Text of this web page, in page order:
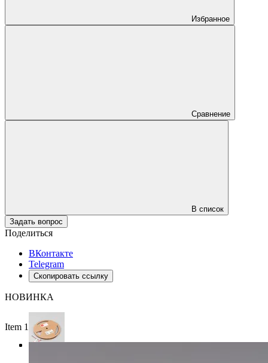
Избранное
Сравнение
В список
Задать вопрос
Поделиться
ВКонтакте
Telegram
Скопировать ссылку
НОВИНКА
Item 1 of 3